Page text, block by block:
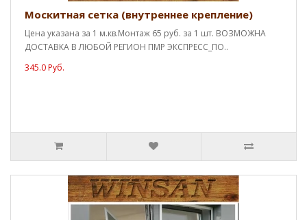
Москитная сетка (внутреннее крепление)
Цена указана за 1 м.кв.Монтаж 65 руб. за 1 шт. ВОЗМОЖНА
ДОСТАВКА В ЛЮБОЙ РЕГИОН ПМР ЭКСПРЕСС_ПО..
345.0 Руб.